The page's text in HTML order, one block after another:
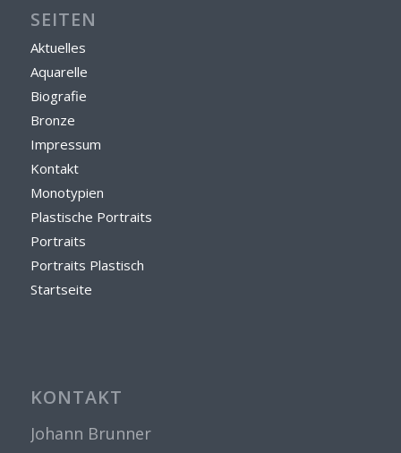
SEITEN
Aktuelles
Aquarelle
Biografie
Bronze
Impressum
Kontakt
Monotypien
Plastische Portraits
Portraits
Portraits Plastisch
Startseite
KONTAKT
Johann Brunner